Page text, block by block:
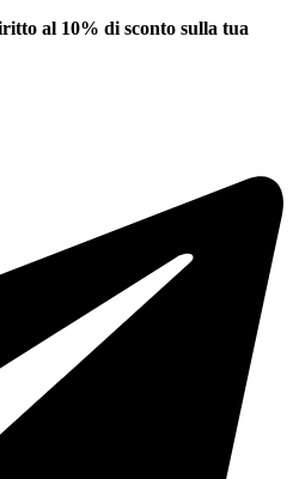
al 10% di sconto sulla tua